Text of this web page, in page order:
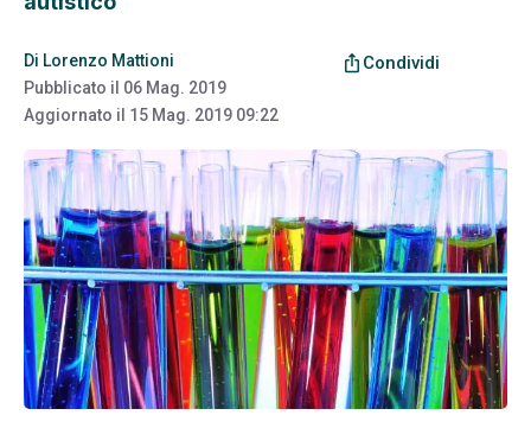
Di Lorenzo Mattioni
Pubblicato il 06 Mag. 2019
Aggiornato il 15 Mag. 2019 09:22
ios_share Condividi